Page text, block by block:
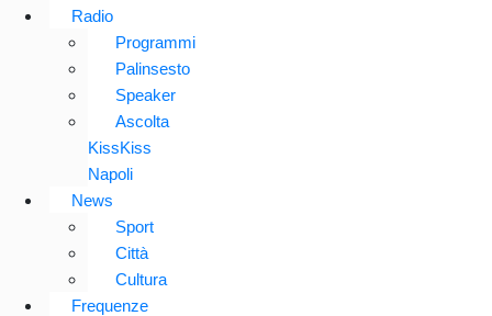
Radio
Programmi
Palinsesto
Speaker
Ascolta
KissKiss
Napoli
News
Sport
Città
Cultura
Frequenze